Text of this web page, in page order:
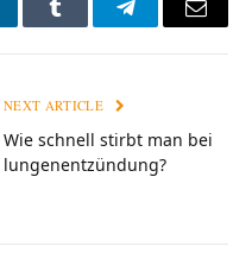
Tumblr TelegramEmail
NEXT ARTICLE
Wie schnell stirbt man bei
lungenentzündung?